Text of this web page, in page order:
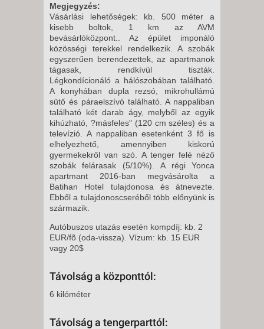
Megjegyzés:
Vásárlási lehetőségek: kb. 500 méter a
kisebb boltok, 1 km az AVM
bevásárlóközpont.. Az épület imponáló
közösségi terekkel rendelkezik. A szobák
egyszerűen berendezettek, az apartmanok
tágasak, rendkívül tiszták.
Légkondícionáló a hálószobában található.
A konyhában dupla rezsó, mikrohullámú
sütő és páraelszívó található. A nappaliban
található két darab ágy, melyből az egyik
kihúzható, ?másfeles" (120 cm széles) és a
televízió. A nappaliban esetenként 3 fő is
elhelyezhető, amennyiben kiskorú
gyermekekről van szó. A tenger felé néző
szobák felárasak (5/10%). A régi Yonca
apartmant 2016-ban megvásárolta a
Batihan Hotel tulajdonosa és átnevezte.
Ebből a tulajdonoscseréből több előnyünk is
származik.
Autóbuszos utazás esetén kompdíj: kb. 2
EUR/fõ (oda-vissza). Vízum: kb. 15 EUR
vagy 20$
Távolság a központtól:
6 kilóméter
Távolság a tengerparttól: